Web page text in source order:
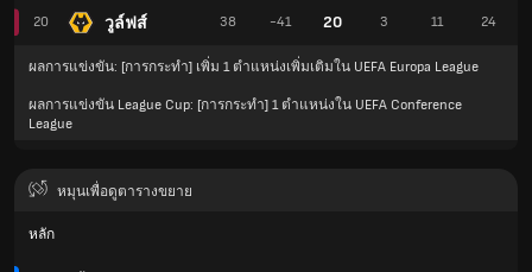
20 วูล์ฟส์ 38 -41 20 3 11 24
ผลการแข่งขัน: [การกระทำ] เพิ่ม 1 ตำแหน่งเพิ่มเติมใน UEFA Europa League
ผลการแข่งขัน League Cup: [การกระทำ] 1 ตำแหน่งใน UEFA Conference
League
หมุนเพื่อดูตารางขยาย
หลัก